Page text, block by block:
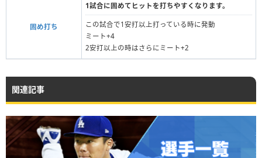
固め打ち
1試合に固めてヒットを打ちやすくなります。
この試合で1安打以上打っている時に発動
ミート+4
2安打以上の時はさらにミート+2
関連記事